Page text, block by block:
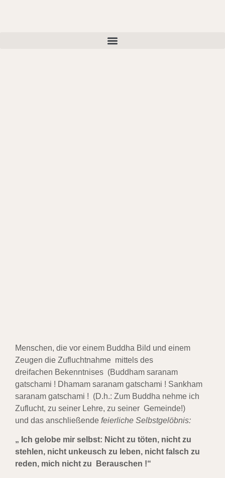
Menschen, die vor einem Buddha Bild und einem
Zeugen die Zufluchtnahme mittels des
dreifachen Bekenntnises (Buddham saranam
gatschami ! Dhamam saranam gatschami ! Sankham
saranam gatschami ! (D.h.: Zum Buddha nehme ich
Zuflucht, zu seiner Lehre, zu seiner Gemeinde!)
und das anschließende feierliche Selbstgelöbnis:
„ Ich gelobe mir selbst: Nicht zu töten, nicht zu
stehlen, nicht unkeusch zu leben, nicht falsch zu
reden, mich nicht zu
Berauschen !“